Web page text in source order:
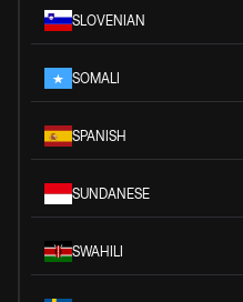
SLOVENIAN
SOMALI
SPANISH
SUNDANESE
SWAHILI